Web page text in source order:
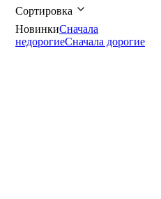
Сортировка
НовинкиСначала
недорогиеСначала дорогие